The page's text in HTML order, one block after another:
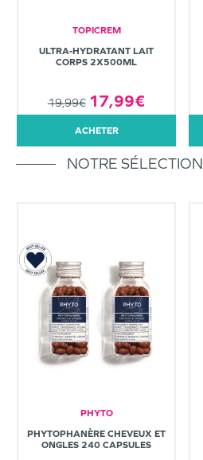
TOPICREM
ULTRA-HYDRATANT LAIT
CORPS 2X500ML
19,99€ 17,99€
ACHETER
NOTRE SÉLECTION
PHYTO
PHYTOPHANÈRE CHEVEUX ET
ONGLES 240 CAPSULES